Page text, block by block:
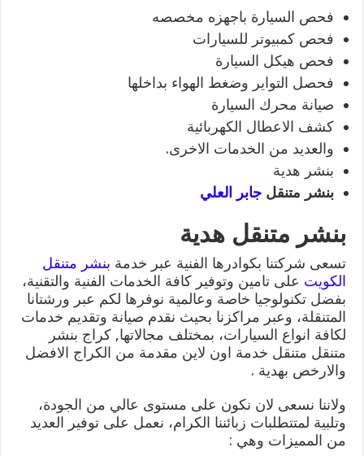
فحص السيارة باجهزه مخصصه
فحص كمبيوتر للسيارات
فحص هيكل السيارة
فحصل التواير وضغط الهواء بداخلها
صيانة محرك السيارة
كشف الاعطال الكهربائية
والعديد من الخدمات الاخرى.
بنشر هدية
بنشر متنقلجابر العلي
بنشر متنقل هدية
تسعى شركتنا بكوادرها الفنية عبر خدمة بنشر متنقل
الكويت على تامين وتوفير كافة الخدمات الفنية والتقنية،
بفضل تكنولوجيا خاصة وعالمية نوفرها لكم عبر ورشتانا
المتنقلة، وعبر مراكزنا بحيث نقدم صيانة وتقديم خدمات
لكافة انواع السيارات، بمختلف مجالاتها, كراج بنشر
متنقل متنقل خدمة اون لاين مقدمة من الكراج الافضل
والارخص بهدية .
ولاننا نسعى لان نكون على مستوى عالي من الجودة،
وتلبية لمتتطلبات زبائننا الكرام، نعمل على توفير العديد
من المميزات وهي :